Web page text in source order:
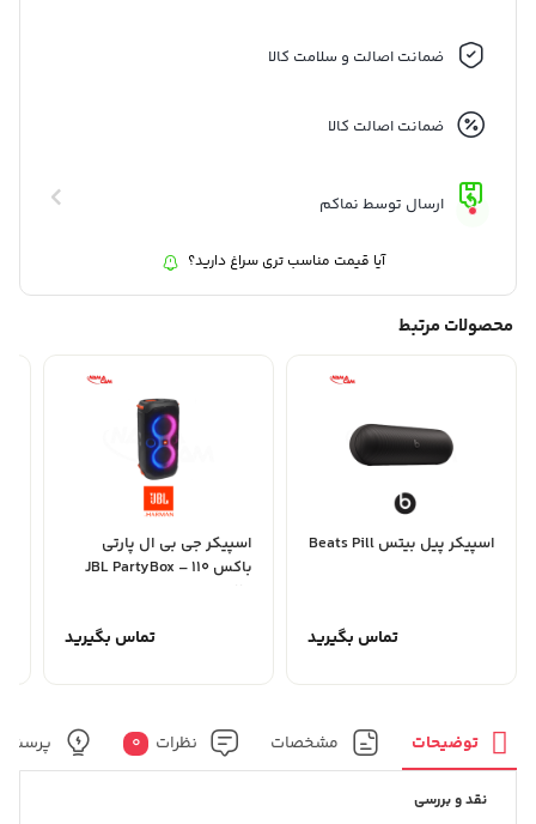
ضمانت اصالت و سلامت کالا
ضمانت اصالت کالا
ارسال توسط نماکم
آیا قیمت مناسب تری سراغ دارید؟
محصولات مرتبط
اسپیکر پیل بیتس Beats Pill
تماس بگیرید
اسپیکر جی بی ال پارتی
باکس 110 – JBL PartyBox
تماس بگیرید
توضیحات مشخصات نظرات 0 پرسش
نقد و بررسی